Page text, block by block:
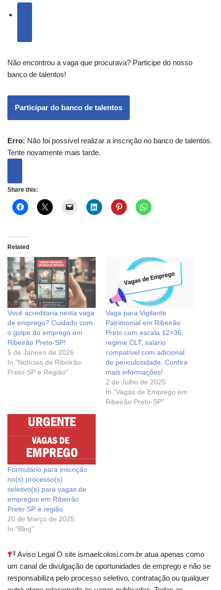
Não encontrou a vaga que procurava? Participe do nosso
banco de talentos!
Participar do banco de talentos
Erro: Não foi possível realizar a inscrição no banco de talentos.
Tente novamente mais tarde.
Share this:
Related
Você acreditaria nesta vaga
de emprego? Cuidado com
o golpe do emprego em
Ribeirão Preto-SP!
5 de Janeiro de 2026
In "Notícias de Ribeirão
Preto-SP e Região"
Vaga para Vigilante
Patrimonial em Ribeirão
Preto com escala 12×36,
regime CLT, salário
compatível com adicional
de periculosidade, Confira
mais informações!
2 de Julho de 2025
In "Vagas de Emprego em
Ribeirão Preto-SP"
Formulário para inscrição
no(s) processo(s)
seletivo(s) para vagas de
empregos em Ribeirão
Preto-SP e região
20 de Março de 2025
In "Blog"
Aviso Legal O site ismaelcolosi.com.br atua apenas como
um canal de divulgação de oportunidades de emprego e não se
responsabiliza pelo processo seletivo, contratação ou qualquer